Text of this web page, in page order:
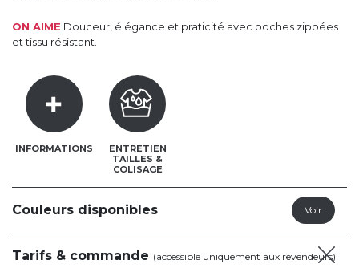
ON AIME Douceur, élégance et praticité avec poches zippées
et tissu résistant.
INFORMATIONS
ENTRETIEN
TAILLES &
COLISAGE
Couleurs disponibles
Tarifs & commande (accessible uniquement aux revendeurs)